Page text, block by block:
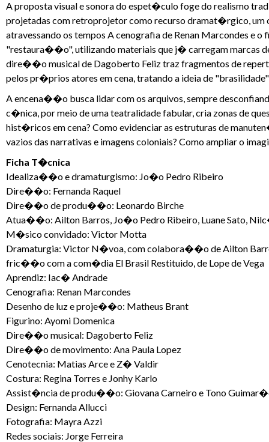
A proposta visual e sonora do espet�culo foge do realismo
projetadas com retroprojetor como recurso dramat�rgico,
atravessando os tempos A cenografia de Renan Marcondes e
"restaura��o", utilizando materiais que j� carregam marcas
dire��o musical de Dagoberto Feliz traz fragmentos de
pelos pr�prios atores em cena, tratando a ideia de
A encena��o busca lidar com os arquivos, sempre
c�nica, por meio de uma teatralidade fabular, cria zonas de
hist�ricos em cena? Como evidenciar as estruturas de
vazios das narrativas e imagens coloniais? Como ampliar o
Ficha T�cnica
Idealiza��o e dramaturgismo: Jo�o Pedro Ribeiro
Dire��o: Fernanda Raquel
Dire��o de produ��o: Leonardo Birche
Atua��o: Ailton Barros, Jo�o Pedro Ribeiro, Luane Sato,
M�sico convidado: Victor Motta
Dramaturgia: Victor N�voa, com colabora��o de Ailton
fric��o com a com�dia El Brasil Restituido, de Lope de Vega
Aprendiz: Iac� Andrade
Cenografia: Renan Marcondes
Desenho de luz e proje��o: Matheus Brant
Figurino: Ayomi Domenica
Dire��o musical: Dagoberto Feliz
Dire��o de movimento: Ana Paula Lopez
Cenotecnia: Matias Arce e Z� Valdir
Costura: Regina Torres e Jonhy Karlo
Assist�ncia de produ��o: Giovana Carneiro e Tono
Design: Fernanda Allucci
Fotografia: Mayra Azzi
Redes sociais: Jorge Ferreira